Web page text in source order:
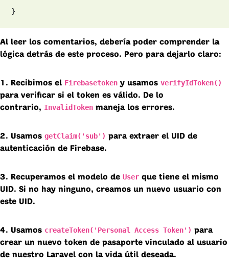
}
Al leer los comentarios, debería poder comprender la
lógica detrás de este proceso. Pero para dejarlo claro:
1. Recibimos el Firebasetoken y usamos verifyIdToken()
para verificar si el token es válido. De lo
contrario, InvalidToken maneja los errores.
2. Usamos getClaim('sub') para extraer el UID de
autenticación de Firebase.
3. Recuperamos el modelo de User que tiene el mismo
UID. Si no hay ninguno, creamos un nuevo usuario con
este UID.
4. Usamos createToken('Personal Access Token') para
crear un nuevo token de pasaporte vinculado al usuario
de nuestro Laravel con la vida útil deseada.